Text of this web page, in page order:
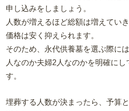
申し込みをしましょう。
人数が増えるほど総額は増えてい
価格は安く抑えられます。
そのため、永代供養墓を選ぶ際に
人なのか夫婦2人なのかを明確に
す。
埋葬する人数が決まったら、予算